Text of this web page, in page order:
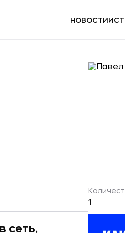
НОВОСТИ
сеть,
1